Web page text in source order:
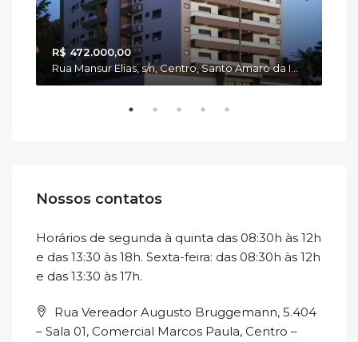
R$ 472.000,00
Rua Mansur Elias, s/n, Centro, Santo Amaro da Imperatriz - SC.
Nossos contatos
Horários de segunda à quinta das 08:30h às 12h
e das 13:30 às 18h. Sexta-feira: das 08:30h às 12h
e das 13:30 às 17h.
Rua Vereador Augusto Bruggemann, 5.404
– Sala 01, Comercial Marcos Paula, Centro –